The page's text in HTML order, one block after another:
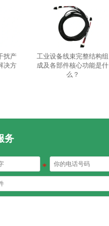
扰产
决方
工业设备线束完整结构组
成及各部件核心功能是什
么？
务